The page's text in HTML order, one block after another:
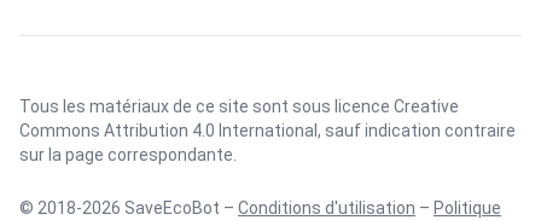
Tous les matériaux de ce site sont sous licence Creative
Commons Attribution 4.0 International , sauf indication contraire
sur la page correspondante.
© 2018-2026 SaveEcoBot – Conditions d'utilisation – Politique